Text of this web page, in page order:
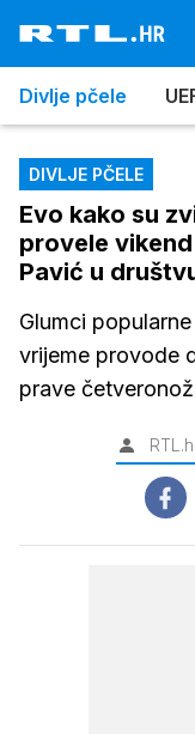
Divlje pčele
DIVLJE PČELE
Evo kako su
provele
Pavić u
Glumci
vrijeme provode
prave